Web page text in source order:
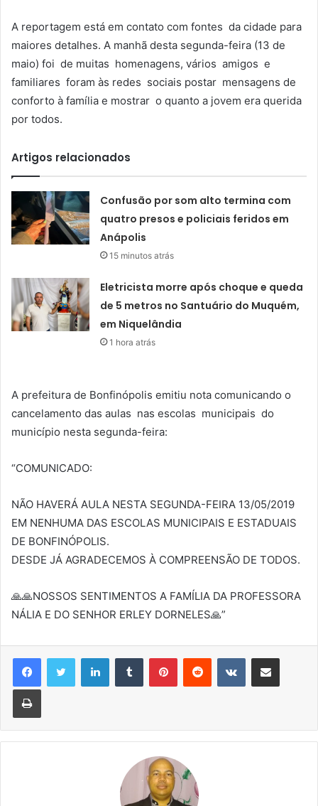
A reportagem está em contato com fontes da cidade para
maiores detalhes. A manhã desta segunda-feira (13 de
maio) foi de muitas homenagens, vários amigos e
familiares foram às redes sociais postar mensagens de
conforto à família e mostrar o quanto a jovem era querida
por todos.
Artigos relacionados
Confusão por som alto termina com
quatro presos e policiais feridos em
Anápolis
15 minutos atrás
Eletricista morre após choque e queda
de 5 metros no Santuário do Muquém,
em Niquelândia
1 hora atrás
A prefeitura de Bonfinópolis emitiu nota comunicando o
cancelamento das aulas nas escolas municipais do
município nesta segunda-feira:
“COMUNICADO:
NÃO HAVERÁ AULA NESTA SEGUNDA-FEIRA 13/05/2019
EM NENHUMA DAS ESCOLAS MUNICIPAIS E ESTADUAIS
DE BONFINÓPOLIS.
DESDE JÁ AGRADECEMOS À COMPREENSÃO DE TODOS.
🙏🙏NOSSOS SENTIMENTOS A FAMÍLIA DA PROFESSORA
NÁLIA E DO SENHOR ERLEY DORNELES🙏”
LinkedinTumblr PinterestReddit VK Compartilhar via e-mail
Imprimir